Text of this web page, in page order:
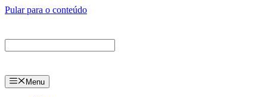
Pular para o conteúdo
Menu